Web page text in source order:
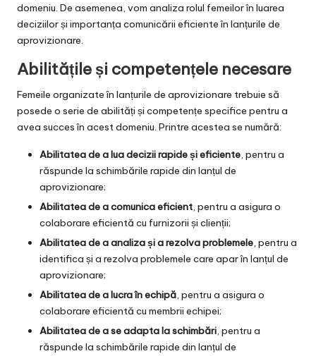
domeniu. De asemenea, vom analiza rolul femeilor în luarea
deciziilor și importanța comunicării eficiente în lanțurile de
aprovizionare.
Abilitățile și competențele necesare
Femeile organizate în lanțurile de aprovizionare trebuie să
posede o serie de abilități și competențe specifice pentru a
avea succes în acest domeniu. Printre acestea se numără:
Abilitatea de a lua decizii rapide și eficiente, pentru a
răspunde la schimbările rapide din lanțul de
aprovizionare;
Abilitatea de a comunica eficient, pentru a asigura o
colaborare eficientă cu furnizorii și clienții;
Abilitatea de a analiza și a rezolva problemele, pentru a
identifica și a rezolva problemele care apar în lanțul de
aprovizionare;
Abilitatea de a lucra în echipă, pentru a asigura o
colaborare eficientă cu membrii echipei;
Abilitatea de a se adapta la schimbări, pentru a
răspunde la schimbările rapide din lanțul de